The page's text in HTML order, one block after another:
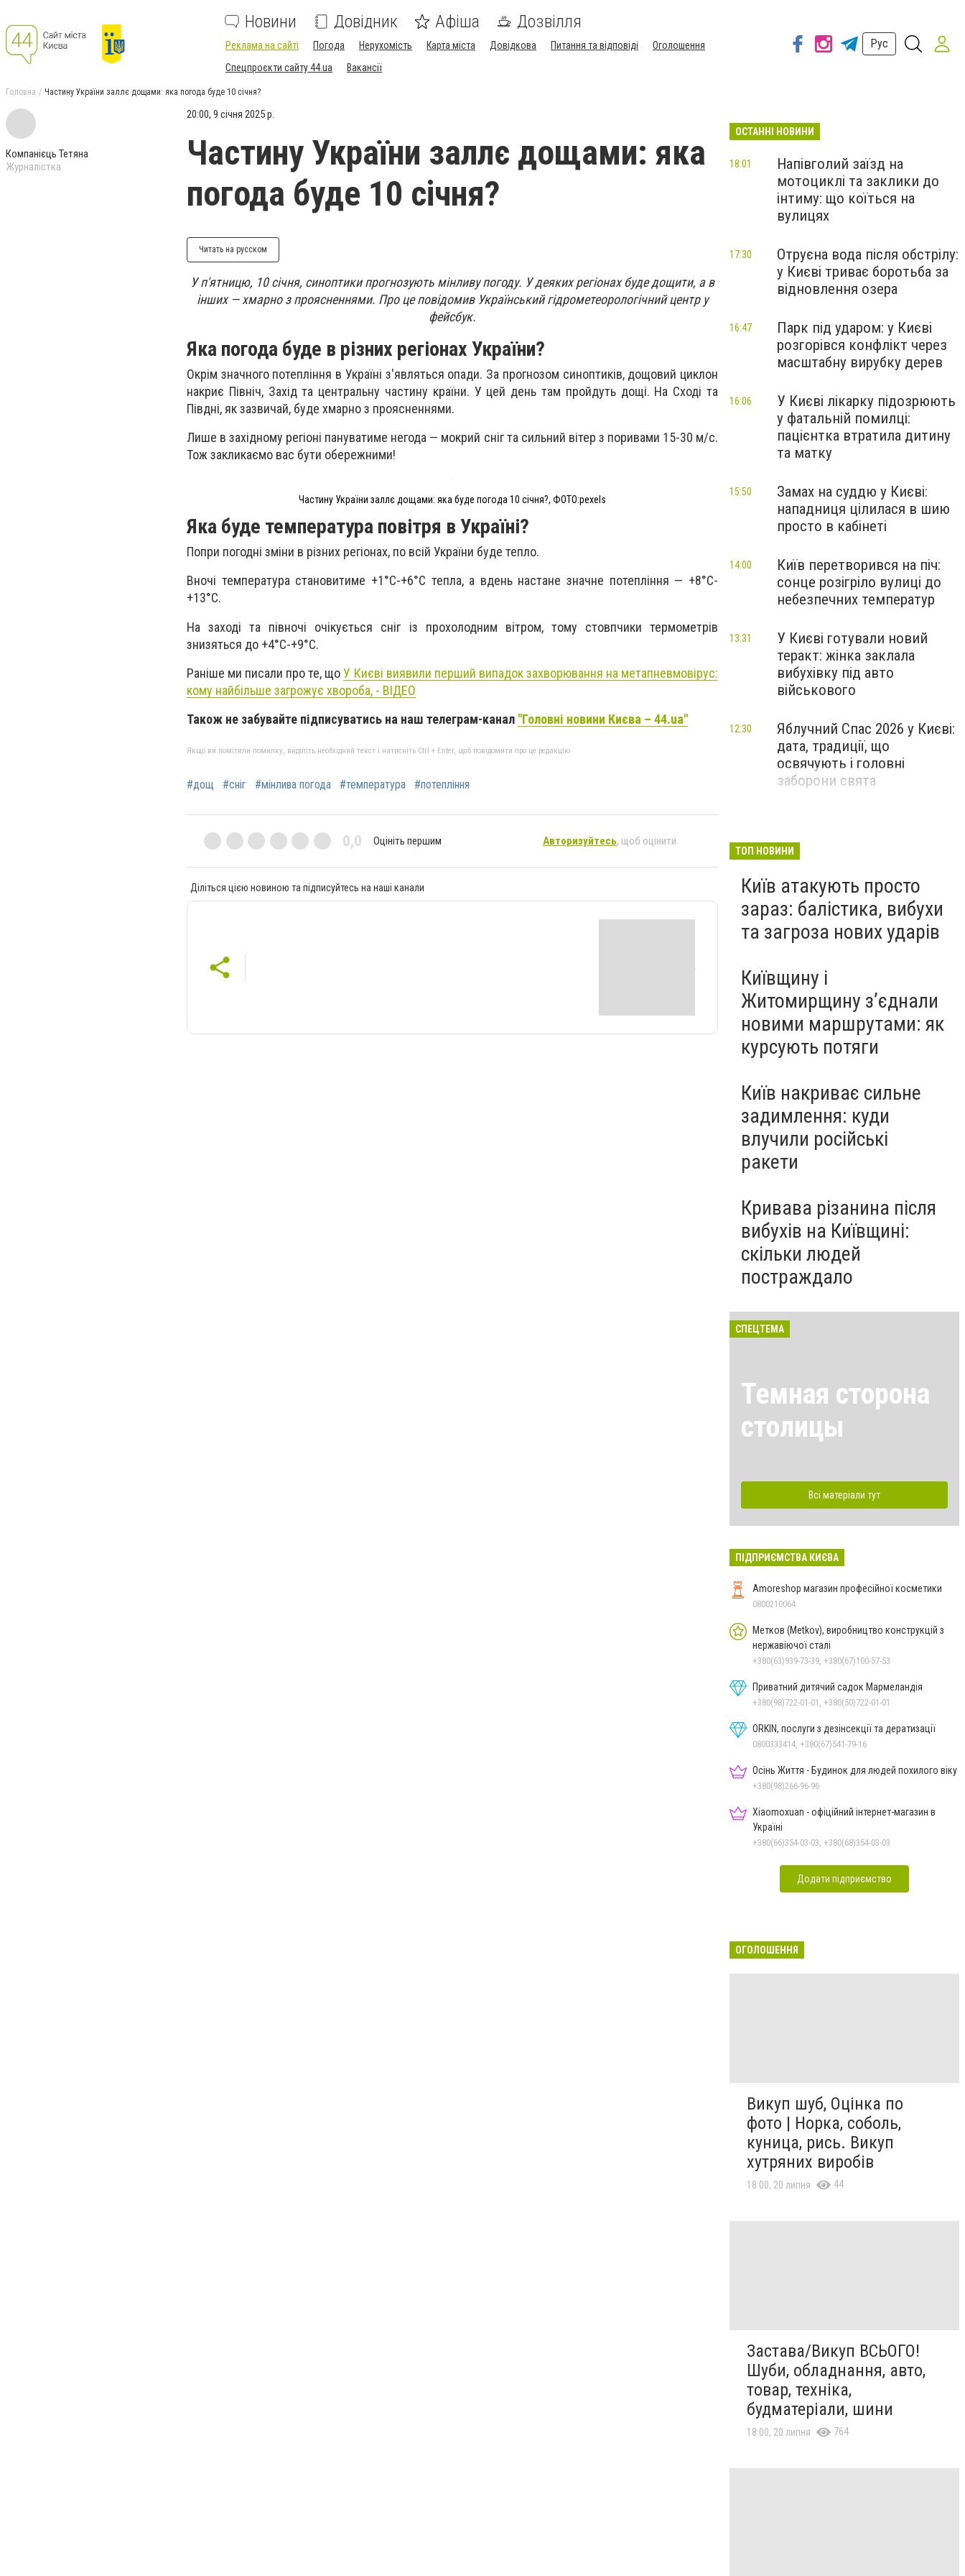
Новини Довідник Афіша Дозвілля
Реклама на сайті Погода Нерухомість Карта міста Довідкова Питання та відповіді
Оголошення
Спецпроєкти сайту 44.ua
Вакансії
Рус
Головна Частину України заллє дощами: яка погода буде 10 січня?
Компанієць Тетяна
Журналістка
20:00, 9 січня 2025 р.
Частину України заллє дощами: яка
погода буде 10 січня?
Читать на русском
У п'ятницю, 10 січня, синоптики прогнозують мінливу погоду. У деяких регіонах буде дощити, а в
інших — хмарно з проясненнями. Про це повідомив Український гідрометеорологічний центр у
фейсбук.
Яка погода буде в різних регіонах України?
Окрім значного потепління в Україні з'являться опади. За прогнозом синоптиків, дощовий циклон
накриє Північ, Захід та центральну частину країни. У цей день там пройдуть дощі. На Сході та
Півдні, як зазвичай, буде хмарно з проясненнями.
Лише в західному регіоні пануватиме негода — мокрий сніг та сильний вітер з поривами 15-30 м/с.
Тож закликаємо вас бути обережними!
Частину України заллє дощами: яка буде погода 10 січня?, ФОТО:pexels
Яка буде температура повітря в Україні?
Попри погодні зміни в різних регіонах, по всій України буде тепло.
Вночі температура становитиме +1°C-+6°C тепла, а вдень настане значне потепління — +8°C-
+13°C.
На заході та півночі очікується сніг із прохолодним вітром, тому стовпчики термометрів
знизяться до +4°C-+9°C.
Раніше ми писали про те, щоУ Києві виявили перший випадок захворювання на метапневмовірус:
кому найбільше загрожує хвороба, - ВІДЕО
Також не забувайте підписуватись на наш телеграм-канал "Головні новини Києва – 44.ua"
Якщо ви помітили помилку, виділіть необхідний текст і натисніть Ctrl + Enter, щоб повідомити про це редакцію
#дощ #сніг #мінлива погода #температура #потепління
0,0 Оцініть першим Авторизуйтесь, щоб оцінити
Діліться цією новиною та підписуйтесь на наші канали
ОСТАННІ НОВИНИ
Напівголий заїзд на
мотоциклі та заклики до
інтиму: що коїться на
вулицях
18:01
Отруєна вода після обстрілу:
у Києві триває боротьба за
відновлення озера
17:30
Парк під ударом: у Києві
розгорівся конфлікт через
масштабну вирубку дерев
16:47
У Києві лікарку підозрюють
у фатальній помилці:
пацієнтка втратила дитину
та матку
16:06
Замах на суддю у Києві:
нападниця цілилася в шию
просто в кабінеті
15:50
Київ перетворився на піч:
сонце розігріло вулиці до
небезпечних температур
14:00
У Києві готували новий
теракт: жінка заклала
вибухівку під авто
військового
13:31
Яблучний Спас 2026 у Києві:
дата, традиції, що
освячують і головні
заборони свята
12:30
ТОП НОВИНИ
Київ атакують просто
зараз: балістика, вибухи
та загроза нових ударів
Київщину і
Житомирщину з’єднали
новими маршрутами: як
курсують потяги
Київ накриває сильне
задимлення: куди
влучили російські
ракети
Кривава різанина після
вибухів на Київщині:
скільки людей
постраждало
СПЕЦТЕМА
Темная сторона
столицы
Всі матеріали тут
ПІДПРИЄМСТВА КИЄВА
Amoreshop магазин професійної косметики
0800210064
Метков (Metkov), виробництво конструкцій з
нержавіючої сталі
+380(63)939-73-39, +380(67)100-57-53
Приватний дитячий садок Мармеландія
+380(98)722-01-01, +380(50)722-01-01
ORKIN, послуги з дезінсекції та дератизації
0800333414, +380(67)541-79-16
Осінь Життя - Будинок для людей похилого віку
+380(98)266-96-96
Xiaomoxuan - офіційний інтернет-магазин в
Україні
+380(66)354-03-03, +380(68)354-03-03
Додати підприємство
ОГОЛОШЕННЯ
Викуп шуб, Оцінка по
фото | Норка, соболь,
куница, рись. Викуп
хутряних виробів
18:00, 20 липня 44
Застава/Викуп ВСЬОГО!
Шуби, обладнання, авто,
товар, техніка,
будматеріали, шини
18:00, 20 липня 764